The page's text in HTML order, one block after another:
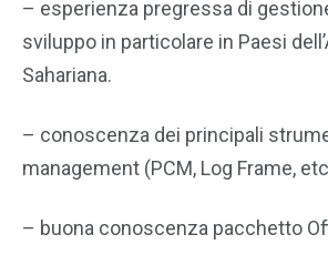
– esperienza pregressa di
sviluppo in particolare in Paesi
Sahariana.
– conoscenza dei principali
management (PCM, Log Frame,
– buona conoscenza pacchetto